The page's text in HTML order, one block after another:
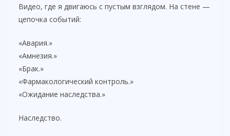
V
Видео, где я двигаюсь с пустым взглядом. На стене —
цепочка событий:
«Авария.»
«Амнезия.»
«Брак.»
«Фармакологический контроль.»
«Ожидание наследства.»
Наследство.